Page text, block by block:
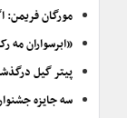
مورگان
«ابرسواران مه
پیتر گیل
سه جایزه